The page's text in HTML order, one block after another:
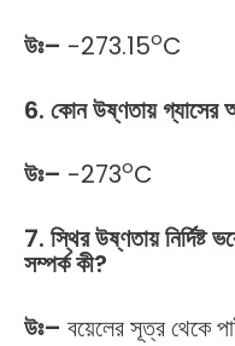
উঃ– -273.15oC
6. কোন উষ্ণতায় গ্যাসের
উঃ– -273oC
7. স্থির উষ্ণতায় নির্দিষ্ট
সম্পর্ক কী?
উঃ– বয়েলের সূত্র থেকে